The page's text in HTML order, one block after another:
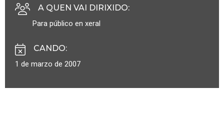
A QUEN VAI DIRIXIDO:
Para público en xeral
CANDO:
1 de marzo de 2007